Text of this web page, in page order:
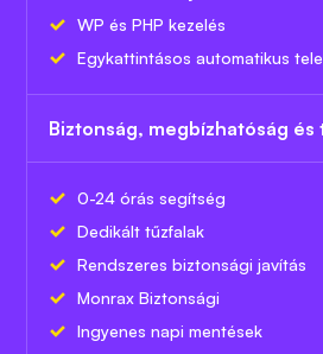
WP és PHP kezelés
Egykattintásos automatikus
Biztonság, megbízhatóság és
0-24 órás segítség
Dedikált tűzfalak
Rendszeres biztonsági javítás
Monrax Biztonsági
Ingyenes napi mentések